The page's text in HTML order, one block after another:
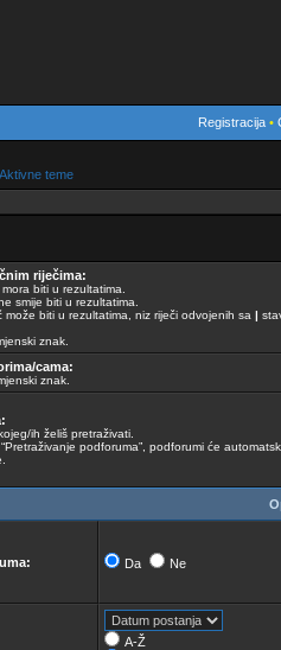
Registracija•
Aktivne teme
riječima:
biti u rezultatima.
smije biti u rezultatima.
može biti u rezultatima, niz riječi odvojenih sa |
znak.
cama:
znak.
ih želiš pretraživati.
podforuma”, podforumi će
Da Ne
A-Ž